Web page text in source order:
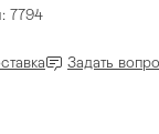
7794
Задать